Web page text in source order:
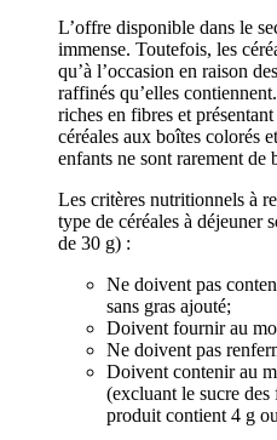
L’offre disponible dans le
immense. Toutefois, les
qu’à l’occasion en raison
raffinés qu’elles
riches en fibres et
céréales aux boîtes colorés
enfants ne sont rarement de
Les critères nutritionnels à
type de céréales à déjeuner
de 30 g) :
Ne doivent pas
sans gras ajouté;
Doivent fournir au
Ne doivent pas
Doivent contenir au
(excluant le sucre
produit contient 4 g